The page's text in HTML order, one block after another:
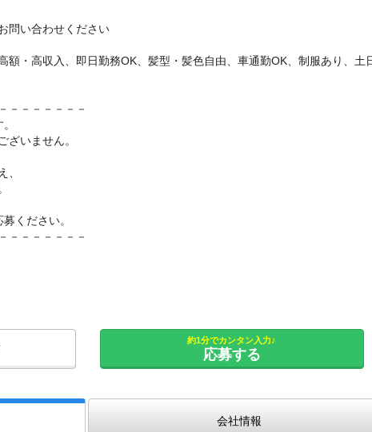
問い合わせください
額・高収入、即日勤務OK、髪型・髪色自由、車通勤OK、制服あり、土
－－－－－－－
ざいません。
、
ください。
－－－－－－－
約1分でカンタン入力♪
応募する
会社情報